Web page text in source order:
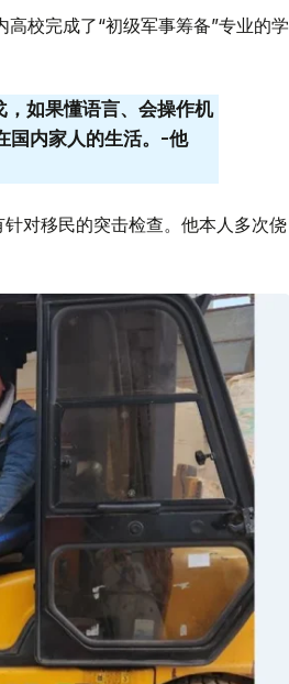
校完成了“初级军事筹备”专业的学
如果懂语言、会操作机
国内家人的生活。-他
对移民的突击检查。他本人多次侥